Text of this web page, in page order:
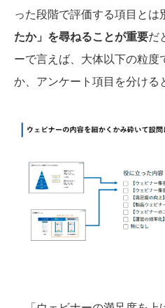
った段階で評価する項目とは
たか」を尋ねることが重要だ
ーで言えば、大体以下の粒
か、アンケート項目を分ける